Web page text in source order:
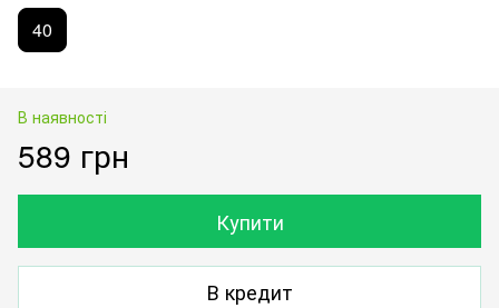
40
В наявності
589 грн
Купити
В кредит